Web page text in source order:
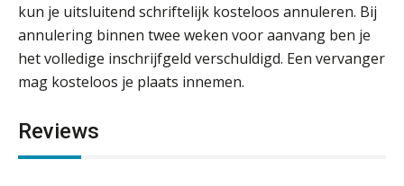
kun je uitsluitend schriftelijk kosteloos annuleren. Bij
annulering binnen twee weken voor aanvang ben je
het volledige inschrijfgeld verschuldigd. Een vervanger
mag kosteloos je plaats innemen.
Reviews